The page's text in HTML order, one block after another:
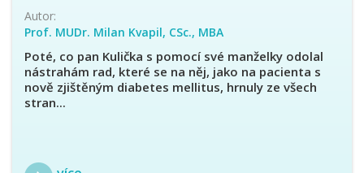
Autor:
Prof. MUDr. Milan Kvapil, CSc., MBA
Poté, co pan Kulička s pomocí své manželky odolal
nástrahám rad, které se na něj, jako na pacienta s
nově zjištěným diabetes mellitus, hrnuly ze všech
stran...